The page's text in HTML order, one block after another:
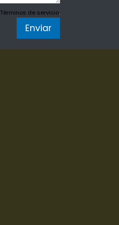
Términos de servicio.
Enviar